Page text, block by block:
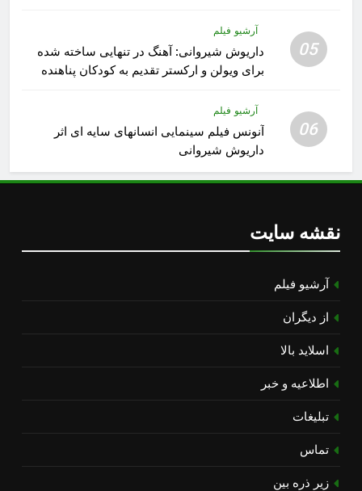
05
آرشیو فیلم
داریوش شیروانی: آهنگ در تنهایی ساخته شده
برای ویولن و ارکستر تقدیم به کودکان پناهنده
06
آرشیو فیلم
آنونس فیلم سینمایی انسانهای سایه ای اثر
داریوش شیروانی
نقشه سایت
آرشیو فیلم
از دیگران
اسلاید بالا
اطلاعیه و خبر
تبلیغات
تماس
زیر ذره بین